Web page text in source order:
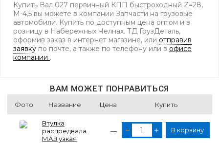
Купить Вал 027 первичный КПП быстроходный Z=28,
М-4,5 вы можете в компании Запчасти на грузовые
автомобили. Купить по доступным цена оптом и в
розницу в Набережных Челнах. ТД ГрузДеталь,
оформив заказ в интернет магазине, или отправив
заявку по почте, а также по телефону или в офисе
компании .
ВАМ МОЖЕТ ПОНРАВИТЬСЯ
Фото Название Цена Купить
Втулка
распредвала
МАЗ узкая
— В корзину